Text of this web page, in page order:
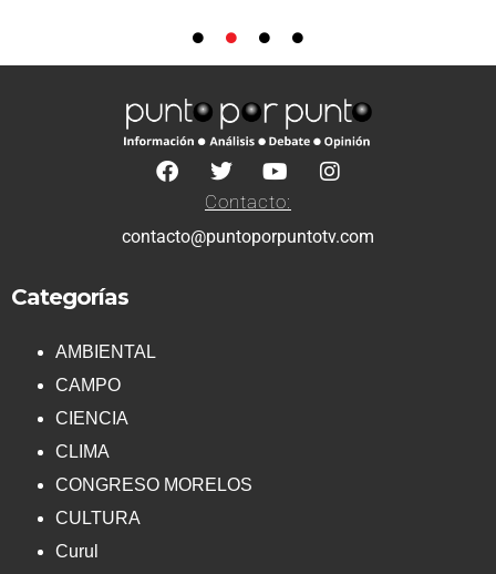
Contacto:
contacto@puntoporpuntotv.com
Categorías
AMBIENTAL
CAMPO
CIENCIA
CLIMA
CONGRESO MORELOS
CULTURA
Curul